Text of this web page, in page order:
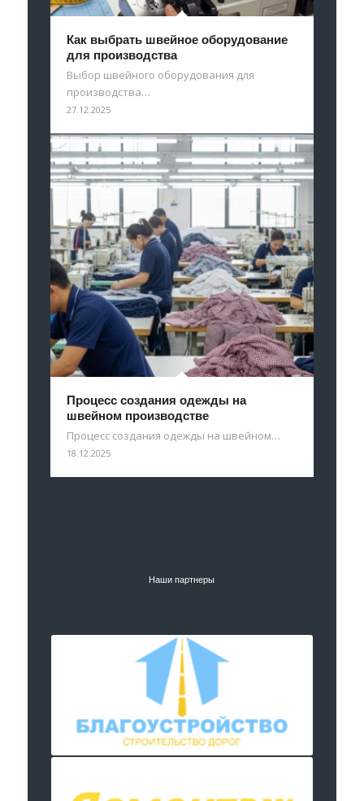
Как выбрать швейное оборудование
для производства
Выбор швейного оборудования для
производства…
27.12.2025
Процесс создания одежды на
швейном производстве
Процесс создания одежды на швейном…
18.12.2025
Наши партнеры